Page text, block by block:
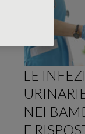
LE
NEI
E